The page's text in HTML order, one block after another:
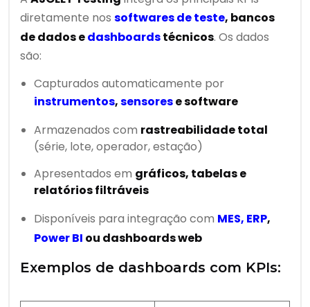
diretamente nos softwares de teste, bancos
de dados edashboardstécnicos. Os dados
são:
Capturados automaticamente por
instrumentos,sensorese software
Armazenados com rastreabilidade total
(série, lote, operador, estação)
Apresentados em gráficos, tabelas e
relatórios filtráveis
Disponíveis para integração com MES, ERP,
Power BI ou dashboards web
Exemplos de dashboards com KPIs: